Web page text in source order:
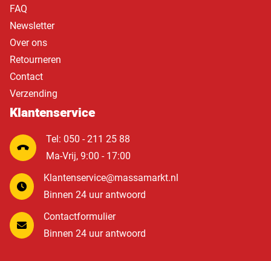
FAQ
Newsletter
Over ons
Retourneren
Contact
Verzending
Klantenservice
Tel: 050 - 211 25 88
Ma-Vrij, 9:00 - 17:00
Klantenservice@massamarkt.nl
Binnen 24 uur antwoord
Contactformulier
Binnen 24 uur antwoord